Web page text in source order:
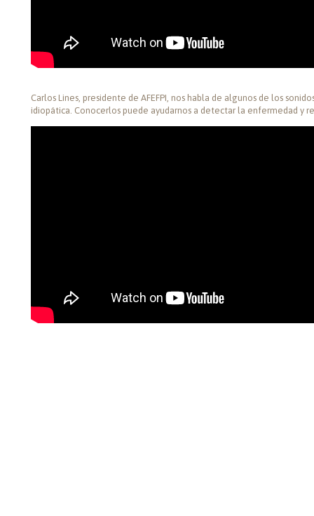
Carlos Lines, presidente de AFEFPI, nos habla de algunos de los
idiopática. Conocerlos puede ayudarnos a detectar la enfermedad y